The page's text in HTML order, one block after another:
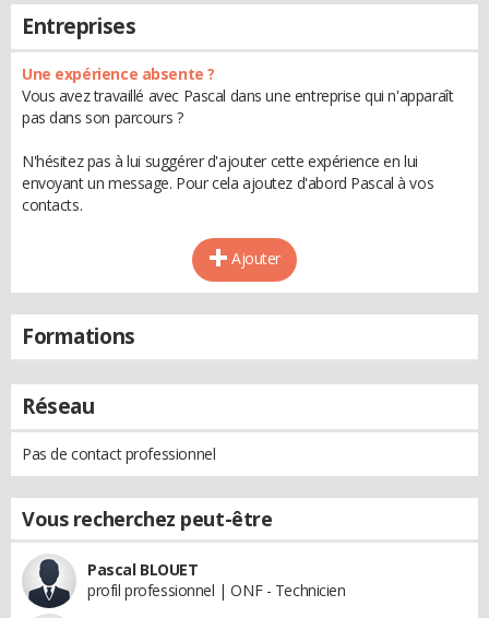
Entreprises
Une expérience absente ?
Vous avez travaillé avec Pascal dans une entreprise qui n'apparaît
pas dans son parcours ?
N'hésitez pas à lui suggérer d'ajouter cette expérience en lui
envoyant un message. Pour cela ajoutez d'abord Pascal à vos
contacts.
Ajouter
Formations
Réseau
Pas de contact professionnel
Vous recherchez peut-être
Pascal BLOUET
profil professionnel | ONF - Technicien